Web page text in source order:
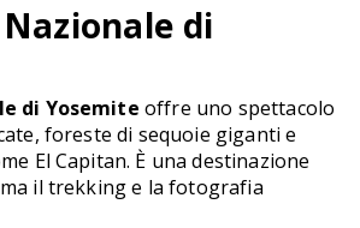
di
di Yosemite offre uno spettacolo
foreste di sequoie giganti e
El Capitan. È una destinazione
il trekking e la fotografia